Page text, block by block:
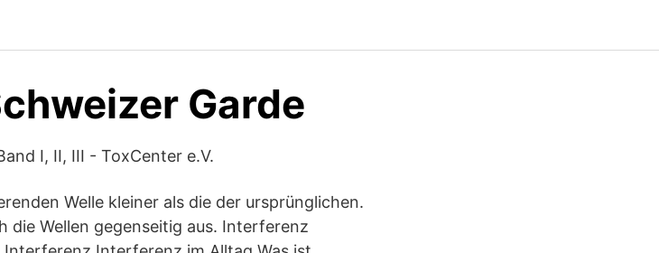
Garde
I, II, III - ToxCenter e.V.
Welle kleiner als die der ursprünglichen.
die Wellen gegenseitig aus. Interferenz